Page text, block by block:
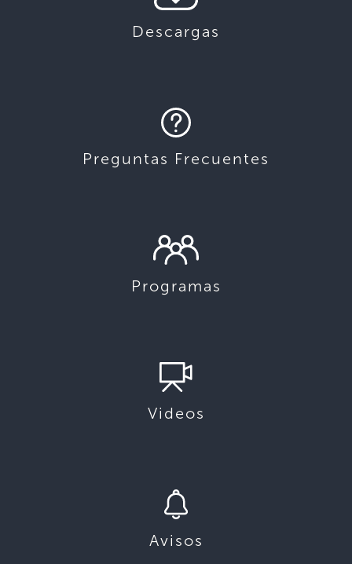
Descargas
Preguntas Frecuentes
Programas
Videos
Avisos